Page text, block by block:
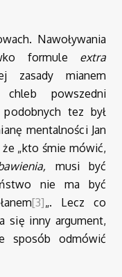
Nawoływania
formule extra
zasady mianem
powszedni
tez był
mentalności Jan
że „kto śmie mówić,
musi być
nie ma być
[3]„. Lecz co
się inny argument,
sposób odmówić